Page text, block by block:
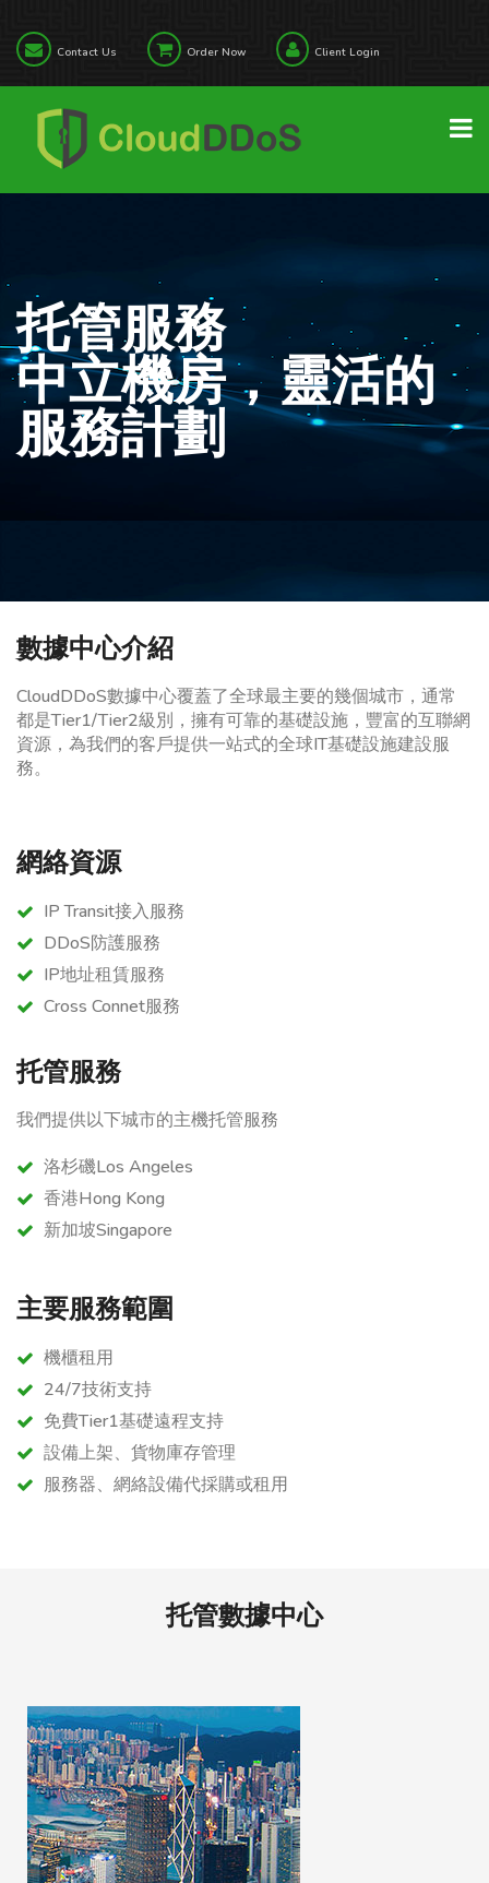
Contact Us Order Now Client Login
托管服務
中立機房，靈活的
服務計劃
數據中心介紹
CloudDDoS數據中心覆蓋了全球最主要的幾個城市，通常
都是Tier1/Tier2級別，擁有可靠的基礎設施，豐富的互聯網
資源，為我們的客戶提供一站式的全球IT基礎設施建設服
務。
網絡資源
IP Transit接入服務
DDoS防護服務
IP地址租賃服務
Cross Connet服務
托管服務
我們提供以下城市的主機托管服務
洛杉磯Los Angeles
香港Hong Kong
新加坡Singapore
主要服務範圍
機櫃租用
24/7技術支持
免費Tier1基礎遠程支持
設備上架、貨物庫存管理
服務器、網絡設備代採購或租用
托管數據中心